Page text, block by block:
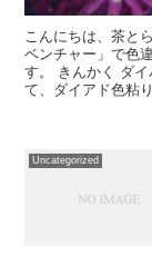
こんにちは、茶と
ベンチャー」で色
す。 きんかく ダ
て、ダイアド色粘
Uncategorized